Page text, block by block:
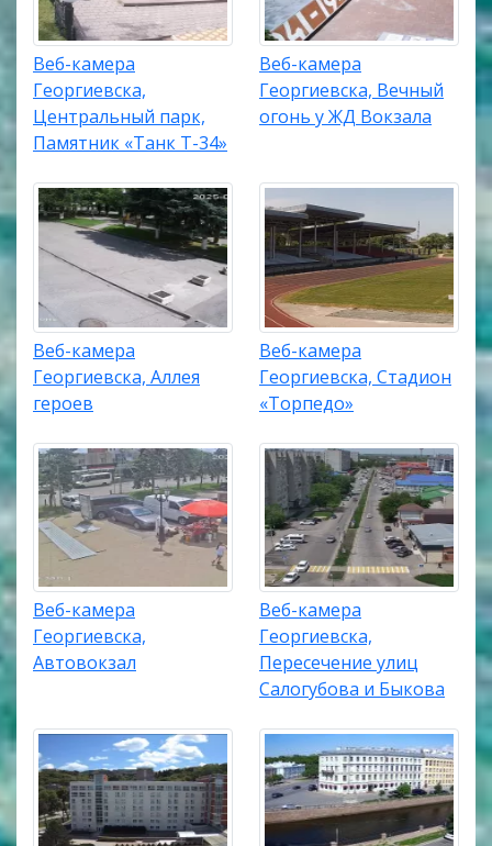
Веб-камера
Георгиевска,
Центральный парк,
Памятник «Танк Т-34»
Веб-камера
Георгиевска, Вечный
огонь у ЖД Вокзала
Веб-камера
Георгиевска, Аллея
героев
Веб-камера
Георгиевска, Стадион
«Торпедо»
Веб-камера
Георгиевска,
Автовокзал
Веб-камера
Георгиевска,
Пересечение улиц
Салогубова и Быкова